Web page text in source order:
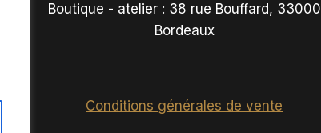
Boutique - atelier : 38 rue Bouffard, 33000
Bordeaux
Conditions générales de vente